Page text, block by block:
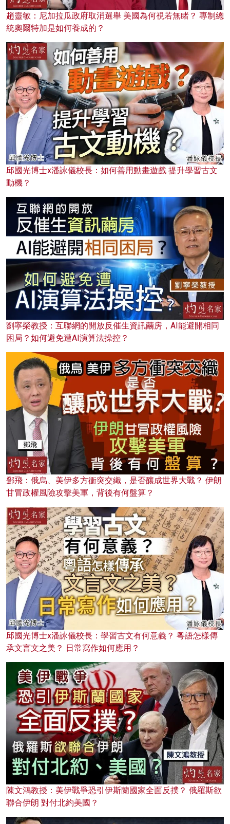
趙靈敏：尼加拉瓜政府取消選舉 美國為何視若無睹？ 專制總
統奧爾特加是如何養成的？
邱國光博士x潘詠儀校長：如何善用動畫遊戲 提升學習古文
動機？
劉寧榮教授：互聯網的開放反催生資訊繭房，AI能避開相同
困局？如何避免遭AI演算法操控？
鄧飛：俄烏、美伊多方衝突交織，是否釀成世界大戰？ 伊朗
甘冒政權風險攻擊美軍，背後有何盤算？
邱國光博士x潘詠儀校長：學習古文有何意義？ 粵語怎樣傳
承文言文之美？ 日常寫作如何應用？
陳文鴻教授：美伊戰爭恐引伊斯蘭國家全面反撲？ 俄羅斯欲
聯合伊朗 對付北約美國？